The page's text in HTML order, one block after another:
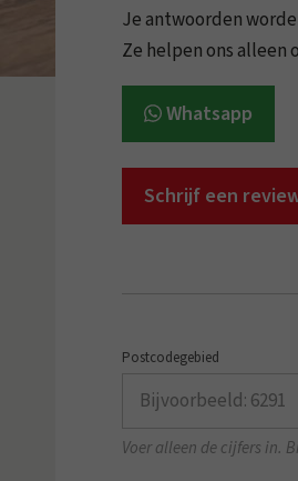
Je antwoorden
Ze helpen ons
Whatsapp
Schrijf een
Postcodegebied
Voer alleen de cijfers in.